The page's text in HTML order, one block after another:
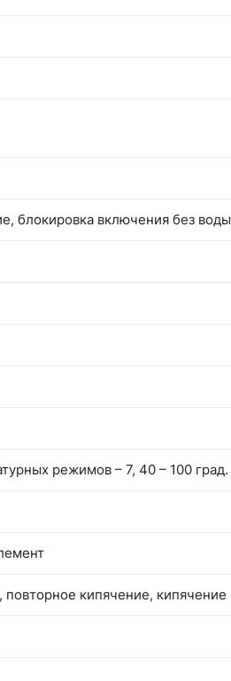
блокировка включения без воды
режимов – 7, 40 – 100 град.
кипячение, кипячение